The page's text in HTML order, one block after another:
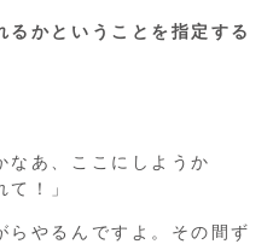
るかということを指定する
なあ、ここにしようか
！」
らやるんですよ。その間ず